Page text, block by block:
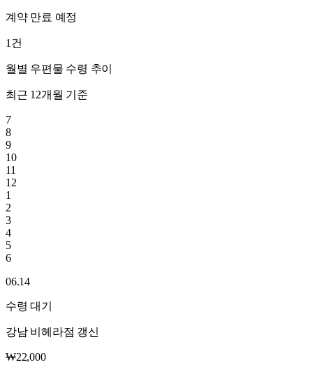
계약 만료 예정
1 건
월별 우편물 수령 추이
최근 12개월 기준
7
8
9
10
11
12
1
2
3
4
5
6
06.14
수령 대기
강남 비헤라점 갱신
₩22,000